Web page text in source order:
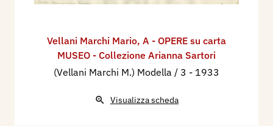
Vellani Marchi Mario, A - OPERE su carta
MUSEO - Collezione Arianna Sartori
(Vellani Marchi M.) Modella / 3 - 1933
Visualizza scheda